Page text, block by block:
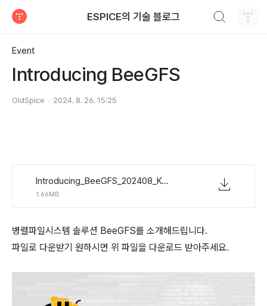
ESPICE의 기술 블로그
Event
Introducing BeeGFS
OldSpice 2024. 8. 26. 15:25
Introducing_BeeGFS_202408_KOR_ESPICE v01.pdf
1.66MB
병렬파일시스템 솔루션 BeeGFS를 소개해드립니다.
파일로 다운받기 원하시면 위 파일을 다운로드 받아주세요.